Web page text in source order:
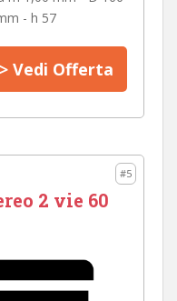
- h 57
> Vedi Offerta
#5
2 vie 60